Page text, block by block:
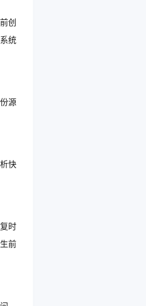
创
统
源
快
时
前